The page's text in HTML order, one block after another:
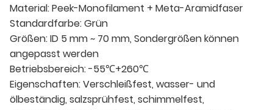
Material: Peek-Monofilament + Meta-Aramidfaser
Standardfarbe: Grün
Größen: ID 5 mm ~ 70 mm, Sondergrößen können
angepasst werden
Betriebsbereich: -55℃+260℃
Eigenschaften: Verschleißfest, wasser- und
ölbeständig, salzsprühfest, schimmelfest,